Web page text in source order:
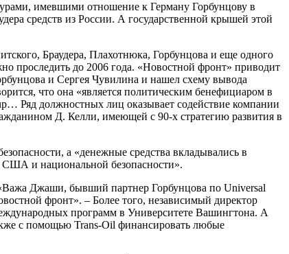
имевшими отношение к Герману Горбунцову в
средств из России. А государственной крышей этой
Браудера, Плахотнюка, Горбунцова и еще одного
проследить до 2006 года. «Новостной фронт» приводит
и Сергея Чувилина и нашел схему вывода
что она «является политическим бенефициаром в
Ряд должностных лиц оказывает содействие компании
Д. Келли, имеющей с 90-х стратегию развития в
а «денежные средства вкладывались в
и национальной безопасности».
Джаши, бывший партнер Горбунцова по Universal
фронт». – Более того, независимый директор
программ в Университете Вашингтона. А
с помощью Trans-Oil финансировать любые